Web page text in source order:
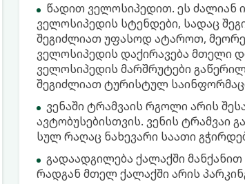
წადით ველოსიპედით. ეს ძალიან
ველოსიპედის სტენდები, სადაც
შეგიძლიათ უფასოდ ატაროთ, მეორე
ველოსიპედის დაქირავება მთელი
ველოსიპედის მარშრუტები
შეგიძლიათ ტურისტულ
ვენაში ტრამვაის რგოლი არის
ავტობუსებისთვის. ვენის ტრამვაი
სულ რაღაც ნახევარი საათი
გადაადგილება ქალაქში
რადგან მთელ ქალაქში არის